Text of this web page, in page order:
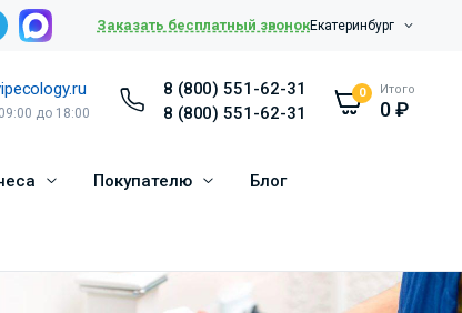
Заказать бесплатный звонокЕкатеринбург
до 18:00
8 (800) 551-62-31
8 (800) 551-62-31
0 Итого
0₽
Покупателю Блог